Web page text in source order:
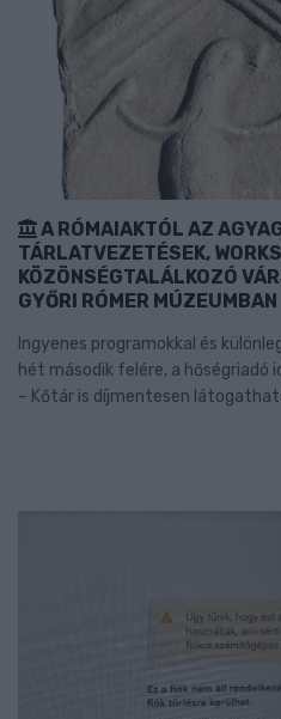
A RÓMAIAKTÓL AZ
TÁRLATVEZETÉSEK,
KÖZÖNSÉGTALÁLKOZÓ
GYŐRI RÓMER MÚZEUMBAN
Ingyenes programokkal és
hét második felére, a hőségriadó
– Kőtár is díjmentesen